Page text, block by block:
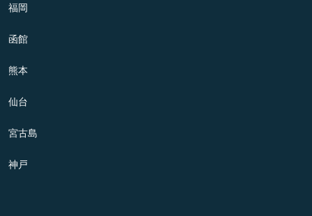
福岡
函館
熊本
仙台
宮古島
神戸